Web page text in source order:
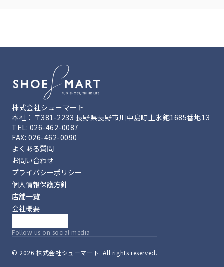
株式会社シューマート
本社：〒381-2233 長野県長野市川中島町上氷鉋1685番地13
TEL: 026-462-0087
FAX: 026-462-0090
よくある質問
お問い合わせ
プライバシーポリシー
個人情報保護方針
店舗一覧
会社概要
Follow us on social media
© 2026 株式会社シューマート. All rights reserved.